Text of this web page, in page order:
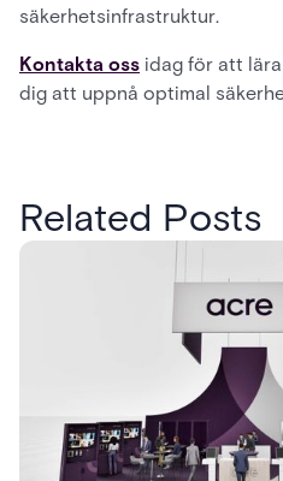
säkerhetsinfrastruktur.
Kontakta oss idag för att
dig att uppnå optimal
Related Posts